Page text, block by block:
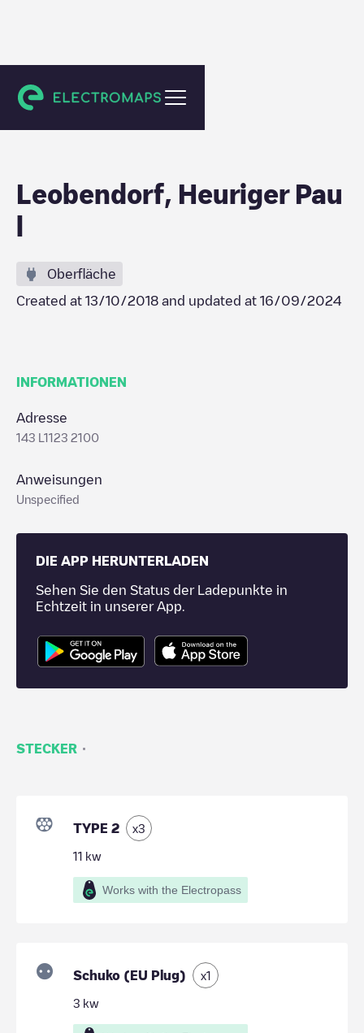
Leobendorf
Leobendorf, Heuriger Pau
Oberfläche
Created at 13/10/2018 and updated at 16/09/2024
INFORMATIONEN
Adresse
143 L1123 2100
Anweisungen
Unspecified
DIE APP HERUNTERLADEN
Sehen Sie den Status der Ladepunkte in
Echtzeit in unserer App.
STECKER ·
TYPE 2 x3
11 kw
Works with the Electropass
Schuko (EU Plug) x1
3 kw